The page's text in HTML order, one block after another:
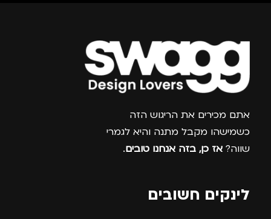
צרפו אותי למועדון
אתם מכירים את הריגוש הזה
כשמישהו מקבל מתנה והיא לגמרי
שווה? אז כן, בזה אנחנו טובים.
לינקים חשובים